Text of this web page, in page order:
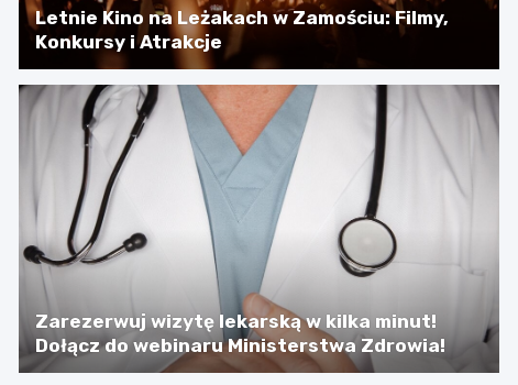
Letnie Kino na Leżakach w Zamościu: Filmy,
Konkursy i Atrakcje
Zarezerwuj wizytę lekarską w kilka minut!
Dołącz do webinaru Ministerstwa Zdrowia!